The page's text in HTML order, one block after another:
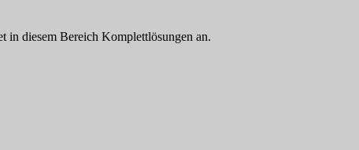
in diesem Bereich Komplettlösungen an.